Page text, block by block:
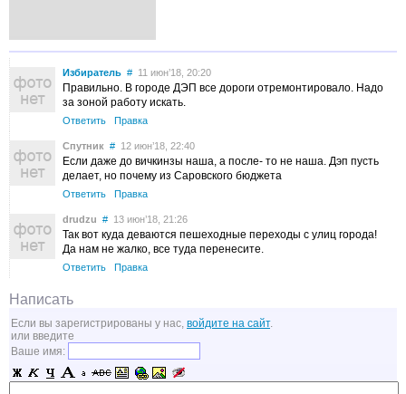
Избиратель # 11 июн’18, 20:20
Правильно. В городе ДЭП все дороги отремонтировало. Надо
за зоной работу искать.
Ответить Правка
Спутник # 12 июн’18, 22:40
Если даже до вичкинзы наша, а после- то не наша. Дэп пусть
делает, но почему из Саровского бюджета
Ответить Правка
drudzu # 13 июн’18, 21:26
Так вот куда деваются пешеходные переходы с улиц города!
Да нам не жалко, все туда перенесите.
Ответить Правка
Написать
Если вы зарегистрированы у нас, войдите на сайт.
или введите
Ваше имя: